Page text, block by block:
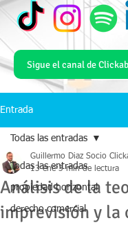
Sigue el canal de
Entrada
Todas las entradas
propiedad horizontal
derecho comercial
Todas las entradas
Análisis de la
imprevisión y la
Guillermo Diaz Socio
13 ene 3 min de lectura